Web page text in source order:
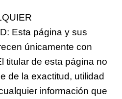
Esta página y sus
únicamente con
titular de esta página no
de la exactitud, utilidad
información que